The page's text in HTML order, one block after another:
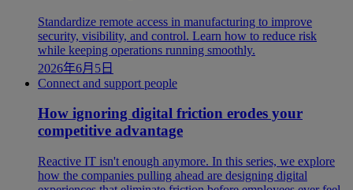
Standardize remote access in manufacturing to improve
security, visibility, and control. Learn how to reduce risk
while keeping operations running smoothly.
2026年6月5日
Connect and support people
How ignoring digital friction erodes your
competitive advantage
Reactive IT isn't enough anymore. In this series, we explore
how the companies pulling ahead are designing digital